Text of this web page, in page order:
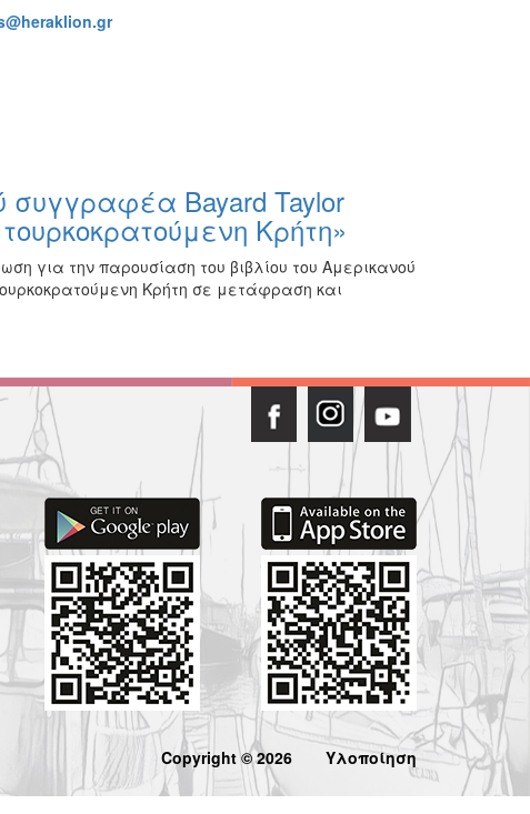
συγγραφέα Bayard Taylor
Κρήτη»
για την παρουσίαση του βιβλίου του Αμερικανού
Κρήτη σε μετάφραση και
Copyright © 2026 Υλοποίηση